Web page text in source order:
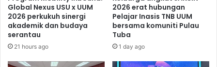
Global Nexus USU x UUM
2026 perkukuh sinergi
akademik dan budaya
serantau
21 hours ago
2026 erat hubungan
Pelajar Inasis TNB UUM
bersama komuniti Pulau
Tuba
1 day ago